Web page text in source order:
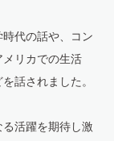
代の話や、コン
リカでの生活
話されました。
活躍を期待し激